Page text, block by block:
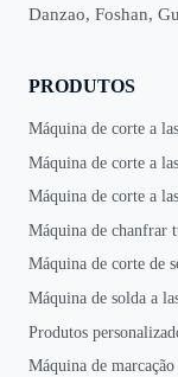
Danzao, Foshan,
PRODUTOS
Máquina de corte a
Máquina de corte a
Máquina de corte a
Máquina de chanfrar
Máquina de corte de
Máquina de solda a
Produtos
Máquina de marcação